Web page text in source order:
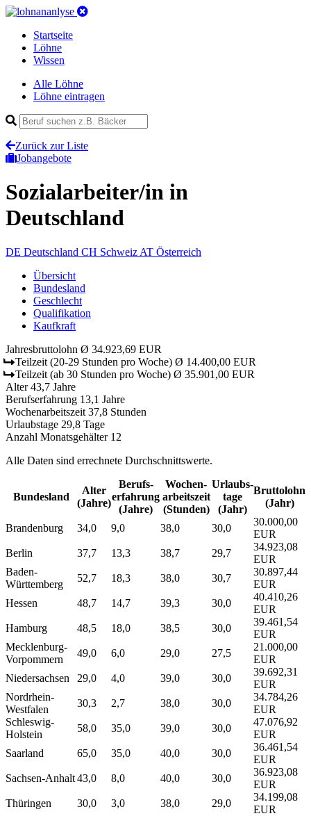
Startseite
Löhne
Wissen
Alle Löhne
Löhne eintragen
Zurück zur Liste
Jobangebote
Sozialarbeiter/in in
Deutschland
DE Deutschland CH Schweiz AT Österreich
Übersicht
Bundesland
Geschlecht
Qualifikation
Kaufkraft
Jahresbruttolohn Ø 34.923,69 EUR
Teilzeit (20-29 Stunden pro Woche) Ø 14.400,00 EUR
Teilzeit (ab 30 Stunden pro Woche) Ø 35.901,00 EUR
Alter 43,7 Jahre
Berufserfahrung 13,1 Jahre
Wochenarbeitszeit 37,8 Stunden
Urlaubstage 29,8 Tage
Anzahl Monatsgehälter 12
Alle Daten sind errechnete Durchschnittswerte.
Bundesland
Alter
(Jahre)
Berufs­
erfahrung
(Jahre)
Wochen­
arbeitszeit
(Stunden)
Urlaubs­
tage
(Jahr)
Bruttolohn
(Jahr)
Brandenburg 34,0 9,0 38,0 30,0
30.000,00
EUR
Berlin
37,7 13,3 38,7 29,7
34.923,08
EUR
Baden-
Württemberg
52,7 18,3 38,0 30,7
30.897,44
EUR
Hessen
48,7 14,7 39,3 30,0
40.410,26
EUR
Hamburg
48,5 18,0 38,5 30,0
39.461,54
EUR
Mecklenburg-
Vorpommern
49,0 6,0 29,0 27,5
21.000,00
EUR
Niedersachsen
29,0 4,0 39,0 30,0
39.692,31
EUR
Nordrhein-
Westfalen
30,3 2,7 38,0 30,0
34.784,26
EUR
Schleswig-
Holstein
58,0 35,0 39,0 30,0
47.076,92
EUR
Saarland
65,0 35,0 40,0 30,0
36.461,54
EUR
Sachsen-Anhalt43,0 8,0 40,0 30,0
36.923,08
EUR
Thüringen
30,0 3,0 38,0 29,0
34.199,08
EUR